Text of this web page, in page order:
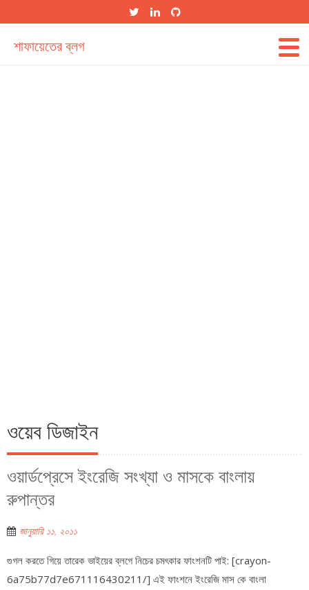
শাফায়েতের ব্লগ
ওয়েব ডিজাইন
ওয়ার্ডপ্রেসে ইংরেজি সংখ্যা ও মাসকে বাংলায়
রুপান্তর
জানুয়ারি ১১, ২০১১
গুগল করতে গিয়ে তারেক ভাইয়ের ব্লগে নিচের চমৎকার ফাংশনটি পাই: [crayon-
6a75b77d7e671116430211/] এই ফাংশনে ইংরেজি মাস কে বাংলা